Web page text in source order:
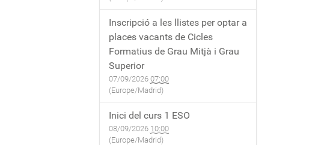
Inscripció a les llistes per optar a
places vacants de Cicles
Formatius de Grau Mitjà i Grau
Superior
07/09/2026 07:00
(Europe/Madrid)
Inici del curs 1 ESO
08/09/2026 10:00
(Europe/Madrid)